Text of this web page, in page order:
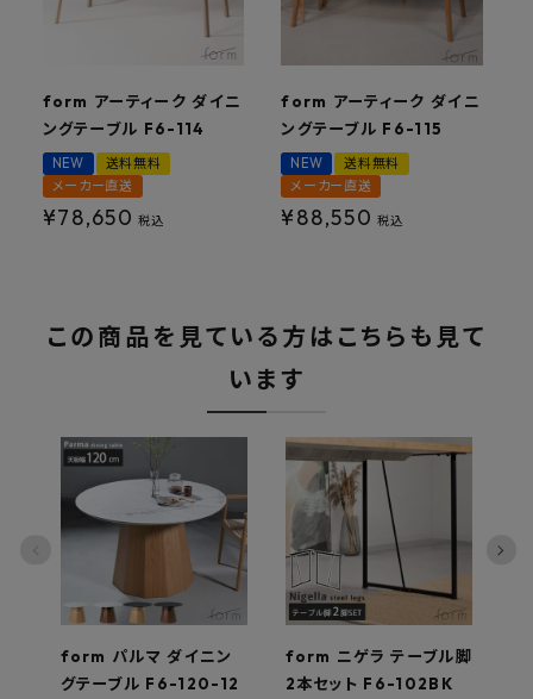
form アーティーク ダイニ
ングテーブル F6-114
NEW
送料無料
メーカー直送
¥78,650 税込
form アーティーク ダイニ
ングテーブル F6-115
NEW
送料無料
メーカー直送
¥88,550 税込
この商品を見ている方はこちらも見て
います
form パルマ ダイニン
グテーブル F6-120-12
form ニゲラ テーブル脚
2本セット F6-102BK